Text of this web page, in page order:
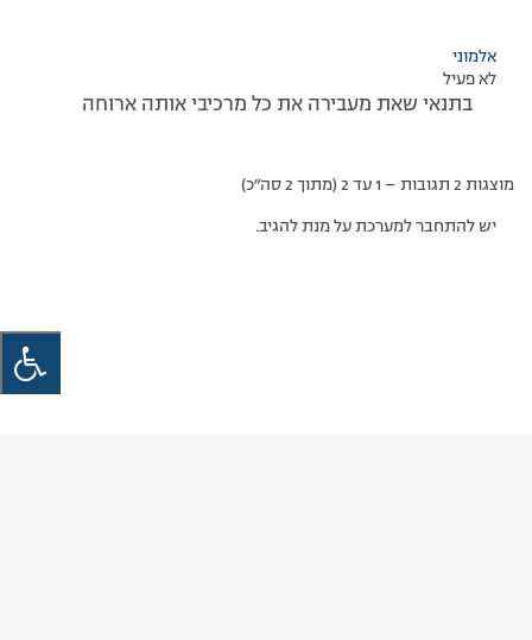
אלמוני
לא פעיל
בתנאי שאת מעבירה את כל מרכיבי אותה ארוחה
מוצגות 2 תגובות – 1 עד 2 (מתוך 2 סה״כ)
יש להתחבר למערכת על מנת להגיב.